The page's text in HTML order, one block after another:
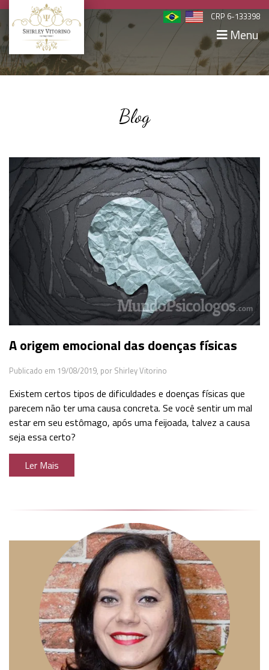
CRP 6-133398
Menu
Blog
A origem emocional das doenças físicas
Publicado em 19/08/2019, por Shirley Vitorino
Existem certos tipos de dificuldades e doenças físicas que
parecem não ter uma causa concreta. Se você sentir um mal
estar em seu estômago, após uma feijoada, talvez a causa
seja essa certo?
Ler Mais